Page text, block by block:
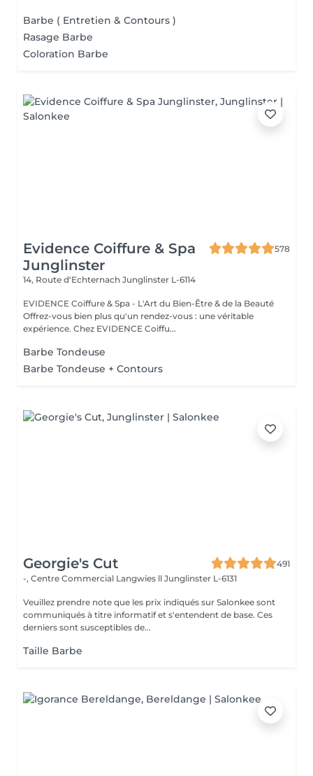
Barbe ( Entretien & Contours )
Rasage Barbe
Coloration Barbe
Evidence Coiffure & Spa
Junglinster
578
14, Route d‘Echternach Junglinster L-6114
EVIDENCE Coiffure & Spa - L'Art du Bien-Être & de la Beauté
Offrez-vous bien plus qu'un rendez-vous : une véritable
expérience. Chez EVIDENCE Coiffu...
Barbe Tondeuse
Barbe Tondeuse + Contours
Georgie's Cut
491
-, Centre Commercial Langwies ll Junglinster L-6131
Veuillez prendre note que les prix indiqués sur Salonkee sont
communiqués à titre informatif et s'entendent de base. Ces
derniers sont susceptibles de...
Taille Barbe